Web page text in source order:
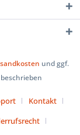
und ggf.
Kontakt